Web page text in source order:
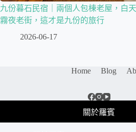
九份暮石民宿｜兩個人包棟老屋，白
霧夜老街，這才是九份的旅行
2026-06-17
Home Blog
關於羅賓